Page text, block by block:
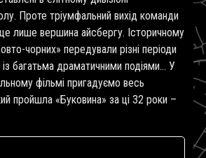
Проте тріумфальний вихід команди
лише вершина айсбергу. Історичному
чорних» передували різні періоди
із багатьма драматичними подіями... У
фільмі пригадуємо весь
пройшла «Буковина» за ці 32 роки –